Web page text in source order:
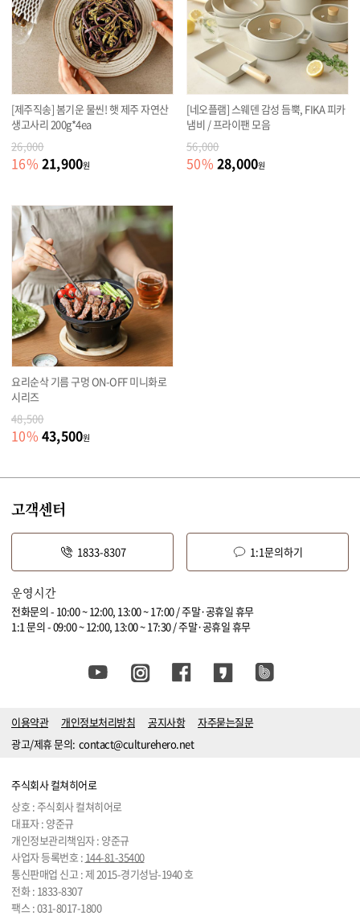
[제주직송] 봄기운 물씬! 햇 제주 자연산
생고사리 200g*4ea
26,000
16% 21,900원
[네오플램] 스웨덴 감성 듬뿍, FIKA 피카
냄비 / 프라이팬 모음
56,000
50% 28,000원
요리순삭 기름 구멍 ON-OFF 미니화로
시리즈
48,500
10% 43,500원
고객센터
1833-8307 1:1문의하기
운영시간
전화문의 - 10:00 ~ 12:00, 13:00 ~ 17:00 / 주말·공휴일 휴무
1:1 문의 - 09:00 ~ 12:00, 13:00 ~ 17:30 / 주말·공휴일 휴무
이용약관 개인정보처리방침 공지사항
자주묻는질문
광고/제휴 문의: contact@culturehero.net
주식회사 컬쳐히어로
상호 : 주식회사 컬쳐히어로
대표자 : 양준규
개인정보관리책임자 : 양준규
사업자 등록번호 : 144-81-35400
통신판매업 신고 : 제 2015-경기성남-1940 호
전화 : 1833-8307
팩스 : 031-8017-1800